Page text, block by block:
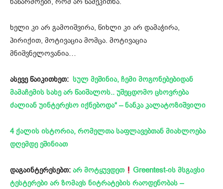
ხელი კი არ გამოიშვირა, წიხლი კი არ დამაჭირა,
პირიქით, მოტივაცია მომცა. მოტივაცია
მნიშვნელოვანია…
ასევე წაიკითხეთ: სულ მეშინია, ჩემი მოგონებებიდან
მამაჩემის სახე არ წაიშალოს.. უშეცდომო ცხოვრება
ძალიან უინტერესო იქნებოდა“ – ნანკა კალატოზიშვილი
4 ქალის ისტორია, რომელთა საფლავებთან მიახლოება
დღემდე ეშინიათ
დაგაინტერესებთ: არ მოტყუვდეთ
Greentest-ის მსგავსი
ტესტერები არ ზომავს ნიტრატების რაოდენობას –